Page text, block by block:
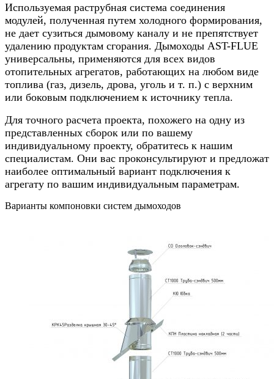
Используемая раструбная система соединения
модулей, полученная путем холодного формирования,
не дает сузиться дымовому каналу и не препятствует
удалению продуктам сгорания. Дымоходы AST-FLUE
универсальны, применяются для всех видов
отопительных агрегатов, работающих на любом виде
топлива (газ, дизель, дрова, уголь и т. п.) с верхним
или боковым подключением к источнику тепла.
Для точного расчета проекта, похожего на одну из
представленных сборок или по вашему
индивидуальному проекту, обратитесь к нашим
специалистам. Они вас проконсультируют и предложат
наиболее оптимальный вариант подключения к
агрегату по вашим индивидуальным параметрам.
Варианты компоновки систем дымоходов